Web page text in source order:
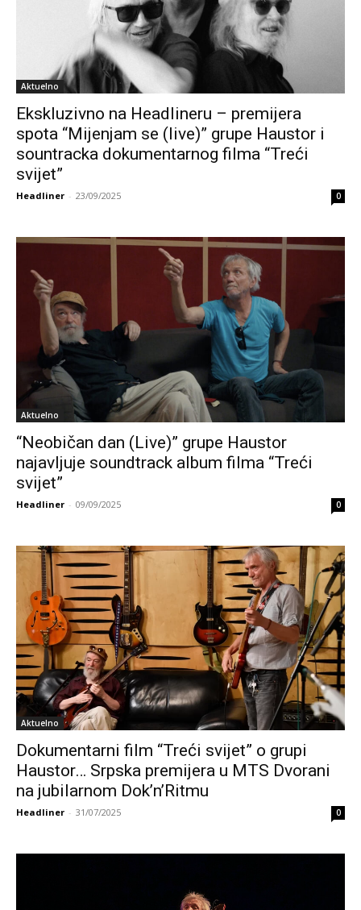
Aktuelno
Ekskluzivno na Headlineru – premijera
spota “Mijenjam se (live)” grupe Haustor i
sountracka dokumentarnog filma “Treći
svijet”
Headliner - 23/09/2025 0
Aktuelno
“Neobičan dan (Live)” grupe Haustor
najavljuje soundtrack album filma “Treći
svijet”
Headliner - 09/09/2025 0
Aktuelno
Dokumentarni film “Treći svijet” o grupi
Haustor… Srpska premijera u MTS Dvorani
na jubilarnom Dok’n’Ritmu
Headliner - 31/07/2025 0